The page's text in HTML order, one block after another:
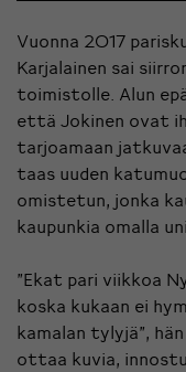
Vuonna 2017
Karjalainen sai
toimistolle. Alun
että Jokinen ovat
tarjoamaan
taas uuden
omistetun, jonka
kaupunkia omalla
”Ekat pari viikkoa
koska kukaan ei
kamalan tylyjä”,
ottaa kuvia,